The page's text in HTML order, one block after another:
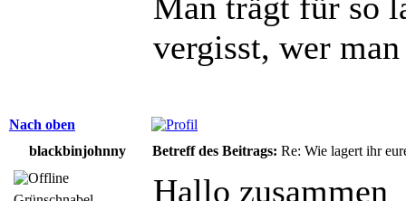
vergisst, wer
Nach oben
blackbinjohnny
Betreff des Beitrags: Re: Wie lagert ihr
Hallo zusammen